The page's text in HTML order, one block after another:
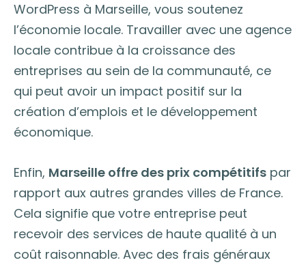
WordPress à Marseille, vous soutenez
l’économie locale. Travailler avec une agence
locale contribue à la croissance des
entreprises au sein de la communauté, ce
qui peut avoir un impact positif sur la
création d’emplois et le développement
économique.
Enfin, Marseille offre des prix compétitifs par
rapport aux autres grandes villes de France.
Cela signifie que votre entreprise peut
recevoir des services de haute qualité à un
coût raisonnable. Avec des frais généraux